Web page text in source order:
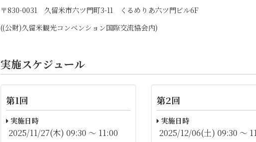
〒830-0031 久留米市六ツ門町3-11 くるめりあ六ツ門ビル6F
((公財)久留米観光コンベンション国際交流協会内)
実施スケジュール
第1回
実施日時
2025/11/27(木) 09:30 〜 11:00
第2回
実施日時
2025/12/06(土) 09:30 〜